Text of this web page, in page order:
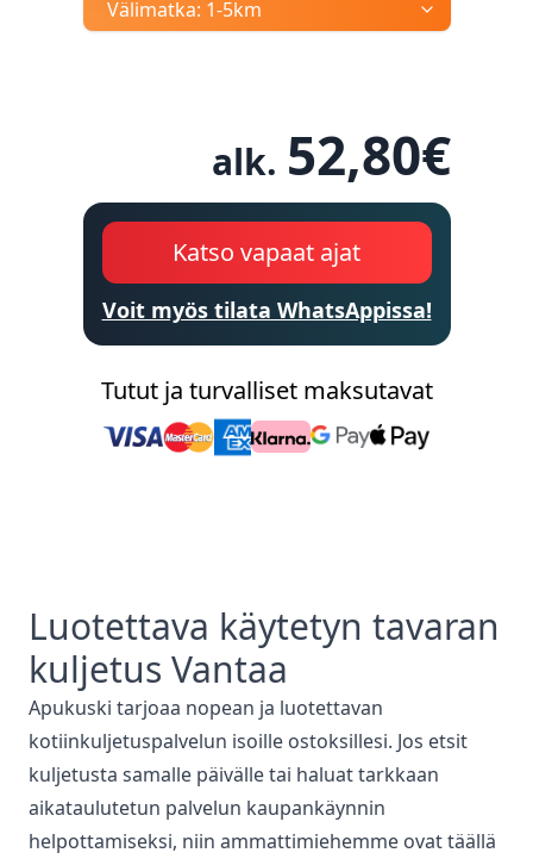
Välimatka: 1-5km
alk. 52,80€
Katso vapaat ajat
Voit myös tilata WhatsAppissa!
Tutut ja turvalliset maksutavat
Luotettava käytetyn tavaran
kuljetus Vantaa
Apukuski tarjoaa nopean ja luotettavan
kotiinkuljetuspalvelun isoille ostoksillesi. Jos etsit
kuljetusta samalle päivälle tai haluat tarkkaan
aikataulutetun palvelun kaupankäynnin
helpottamiseksi, niin ammattimiehemme ovat täällä